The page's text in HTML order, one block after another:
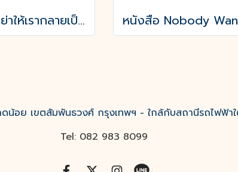
หนังสือ อย่าให้เรากลายเป็นศัตรูของตัวเอง
อย เขตสัมพันธวงศ์ กรุงเทพฯ - ใกล้กับสถานีรถไฟฟ้า
Tel: 082 983 8099